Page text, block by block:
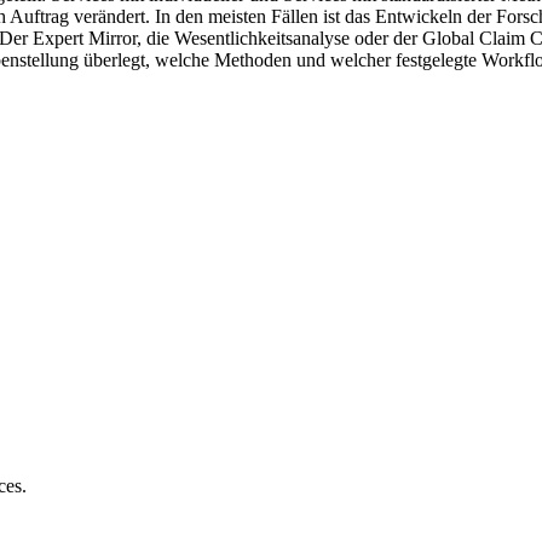
verändert. In den meisten Fällen ist das Entwickeln der
Expert Mirror, die Wesentlichkeitsanalyse oder der Global Claim
überlegt, welche Methoden und welcher festgelegte